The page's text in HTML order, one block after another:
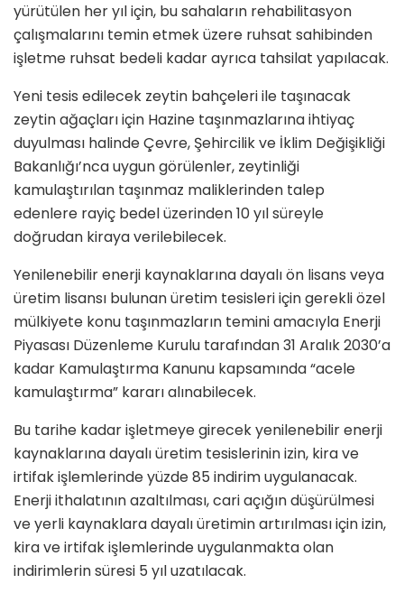
yürütülen her yıl için, bu sahaların rehabilitasyon
çalışmalarını temin etmek üzere ruhsat sahibinden
işletme ruhsat bedeli kadar ayrıca tahsilat yapılacak.
Yeni tesis edilecek zeytin bahçeleri ile taşınacak
zeytin ağaçları için Hazine taşınmazlarına ihtiyaç
duyulması halinde Çevre, Şehircilik ve İklim Değişikliği
Bakanlığı’nca uygun görülenler, zeytinliği
kamulaştırılan taşınmaz maliklerinden talep
edenlere rayiç bedel üzerinden 10 yıl süreyle
doğrudan kiraya verilebilecek.
Yenilenebilir enerji kaynaklarına dayalı ön lisans veya
üretim lisansı bulunan üretim tesisleri için gerekli özel
mülkiyete konu taşınmazların temini amacıyla Enerji
Piyasası Düzenleme Kurulu tarafından 31 Aralık 2030’a
kadar Kamulaştırma Kanunu kapsamında “acele
kamulaştırma” kararı alınabilecek.
Bu tarihe kadar işletmeye girecek yenilenebilir enerji
kaynaklarına dayalı üretim tesislerinin izin, kira ve
irtifak işlemlerinde yüzde 85 indirim uygulanacak.
Enerji ithalatının azaltılması, cari açığın düşürülmesi
ve yerli kaynaklara dayalı üretimin artırılması için izin,
kira ve irtifak işlemlerinde uygulanmakta olan
indirimlerin süresi 5 yıl uzatılacak.